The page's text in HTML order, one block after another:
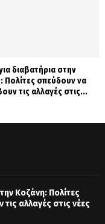
διαβατήρια στην
Πολίτες σπεύδουν να
τις αλλαγές στις...
Κοζάνη: Πολίτες
αλλαγές στις νέες